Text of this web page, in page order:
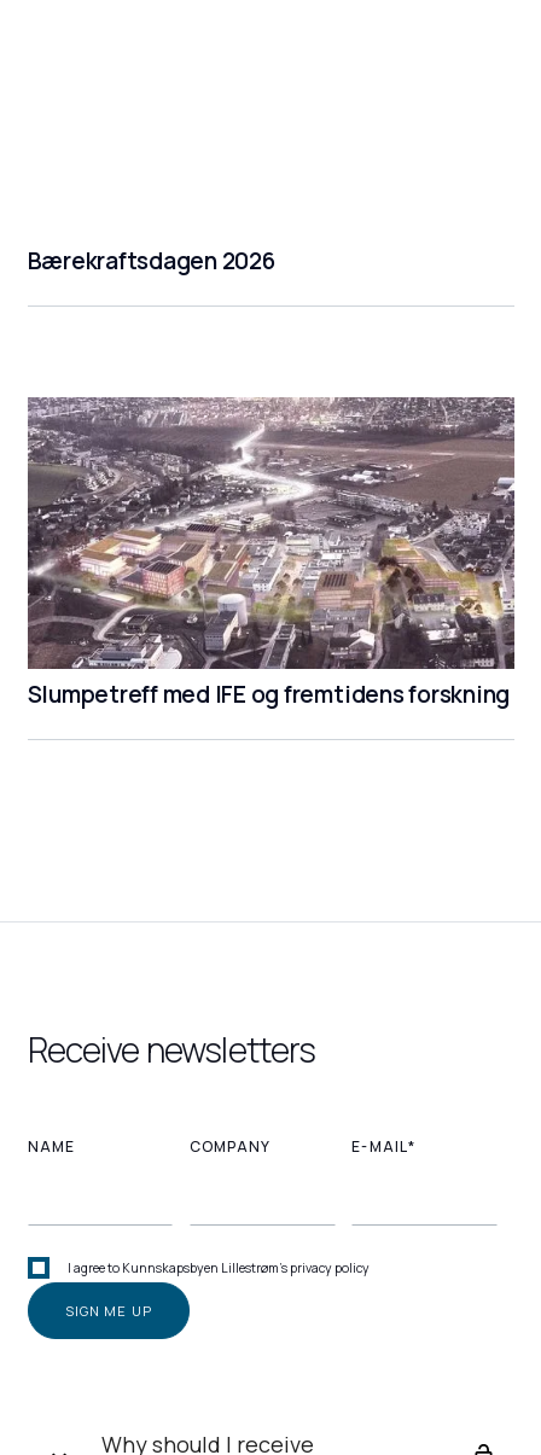
Bærekraftsdagen 2026
Slumpetreff med IFE og fremtidens forskning
Receive newsletters
NAME COMPANY E-MAIL*
I agree to Kunnskapsbyen Lillestrøm's privacy policy
Why should I receive